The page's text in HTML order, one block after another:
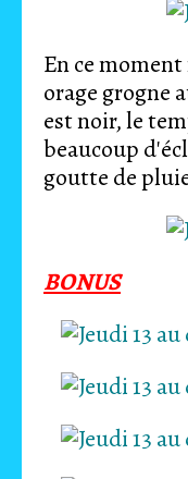
En ce
orage grogne
est noir, le
beaucoup
goutte de
BONUS